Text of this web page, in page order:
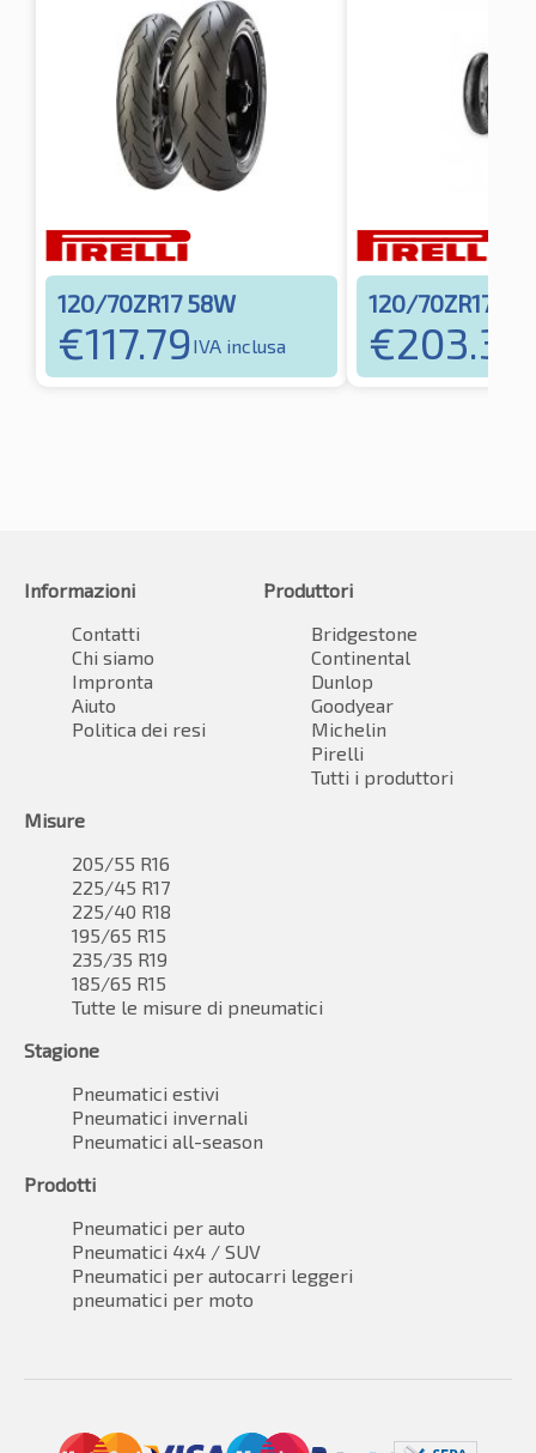
120/70ZR17 58W
€117.79IVA inclusa
120/70ZR17
€203.34
Informazioni
Contatti
Chi siamo
Impronta
Aiuto
Politica dei resi
Produttori
Bridgestone
Continental
Dunlop
Goodyear
Michelin
Pirelli
Tutti i produttori
Misure
205/55 R16
225/45 R17
225/40 R18
195/65 R15
235/35 R19
185/65 R15
Tutte le misure di pneumatici
Stagione
Pneumatici estivi
Pneumatici invernali
Pneumatici all-season
Prodotti
Pneumatici per auto
Pneumatici 4x4 / SUV
Pneumatici per autocarri leggeri
pneumatici per moto